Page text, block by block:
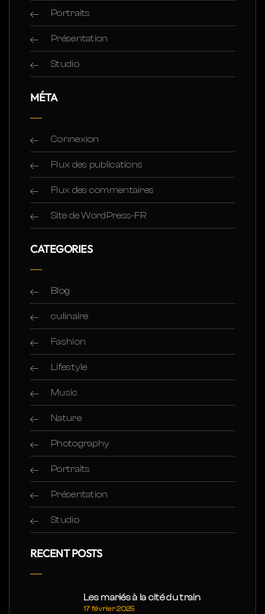
Portraits
Présentation
Studio
MÉTA
Connexion
Flux des publications
Flux des commentaires
Site de WordPress-FR
CATEGORIES
Blog
culinaire
Fashion
Lifestyle
Music
Nature
Photography
Portraits
Présentation
Studio
RECENT POSTS
Les mariés à la cité du train
17 février 2025